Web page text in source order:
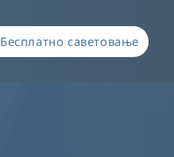
Бесплатно саветовање